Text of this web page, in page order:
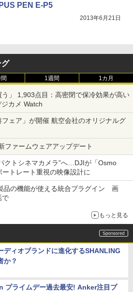
PEN E-P5
2013年6月21日
グ
1週間 1カ月
」 1,903点目：高密閉で保冷効果が高い
カメ Watch
ェア」が開催 航空会社のオリジナルグ
ファームウェアアップデート
クトシネマカメラ”へ…DJIが「Osmo
トレート重視の映像設計に
品の機能が使える統合プラグイン 画
で
もっと見る
ディオブランドに進化するSHANLING
か？
プライムデー過去最安! Anker注目プ